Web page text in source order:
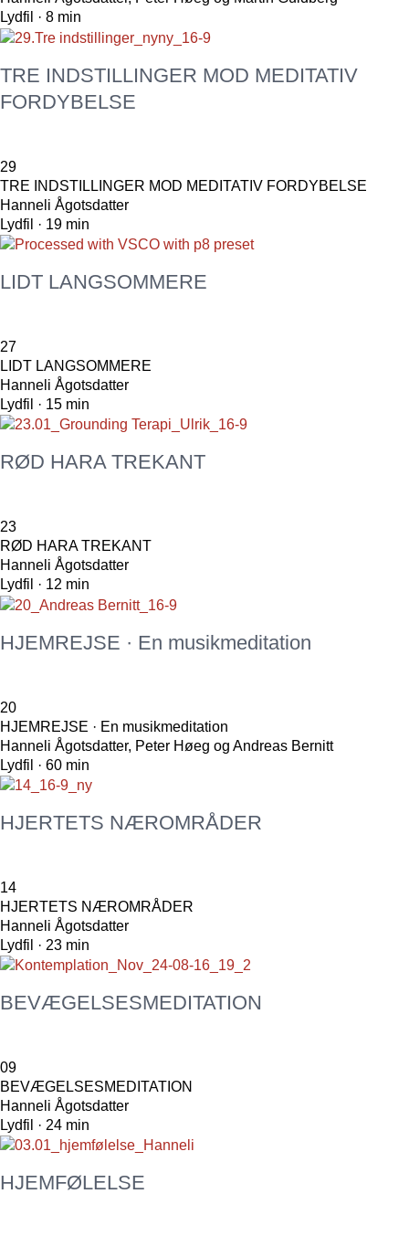
Lydfil · 8 min
TRE INDSTILLINGER MOD MEDITATIV
FORDYBELSE
29
TRE INDSTILLINGER MOD MEDITATIV FORDYBELSE
Hanneli Ågotsdatter
Lydfil · 19 min
LIDT LANGSOMMERE
27
LIDT LANGSOMMERE
Hanneli Ågotsdatter
Lydfil · 15 min
RØD HARA TREKANT
23
RØD HARA TREKANT
Hanneli Ågotsdatter
Lydfil · 12 min
HJEMREJSE · En musikmeditation
20
HJEMREJSE · En musikmeditation
Hanneli Ågotsdatter, Peter Høeg og Andreas Bernitt
Lydfil · 60 min
HJERTETS NÆROMRÅDER
14
HJERTETS NÆROMRÅDER
Hanneli Ågotsdatter
Lydfil · 23 min
BEVÆGELSESMEDITATION
09
BEVÆGELSESMEDITATION
Hanneli Ågotsdatter
Lydfil · 24 min
HJEMFØLELSE